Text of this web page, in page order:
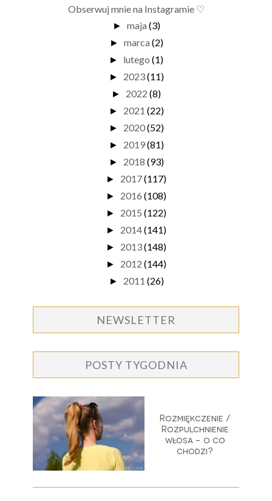
Obserwuj mnie na Instagramie ♡
► maja (3)
► marca (2)
► lutego (1)
► 2023(11)
► 2022 (8)
► 2021 (22)
► 2020(52)
► 2019(81)
► 2018 (93)
► 2017(117)
► 2016 (108)
► 2015 (122)
► 2014(141)
► 2013(148)
► 2012 (144)
► 2011 (26)
NEWSLETTER
POSTY TYGODNIA
Rozmiękczenie /
Rozpulchnienie
włosa - o co
chodzi?